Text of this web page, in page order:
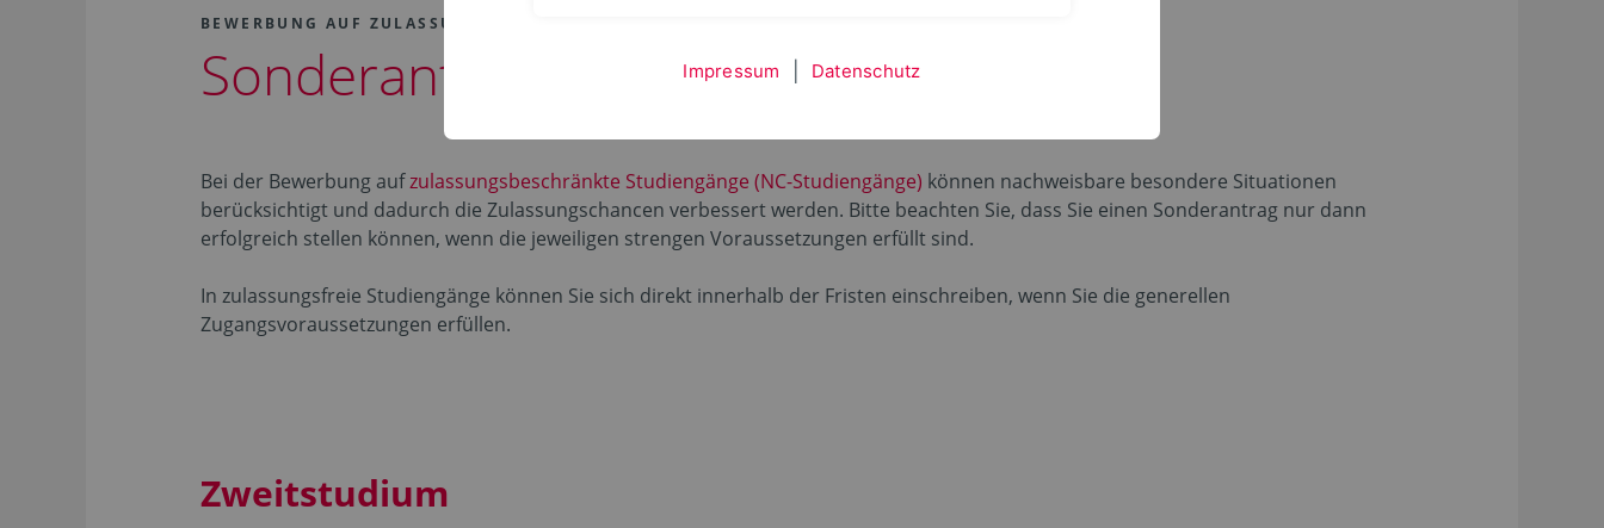
BEWERBUNG AUF ZULASSUNGSBESCHRÄNKTE STUDIENGÄNGE
Sonderanträge
Bei der Bewerbung aufzulassungsbeschränkte Studiengänge (NC-Studiengänge) können nachweisbare besondere Situationen
berücksichtigt und dadurch die Zulassungschancen verbessert werden. Bitte beachten Sie, dass Sie einen Sonderantrag nur dann
erfolgreich stellen können, wenn die jeweiligen strengen Voraussetzungen erfüllt sind.
In zulassungsfreie Studiengänge können Sie sich direkt innerhalb der Fristen einschreiben, wenn Sie die generellen
Zugangsvoraussetzungen erfüllen.
Zweitstudium
Impressum Datenschutz